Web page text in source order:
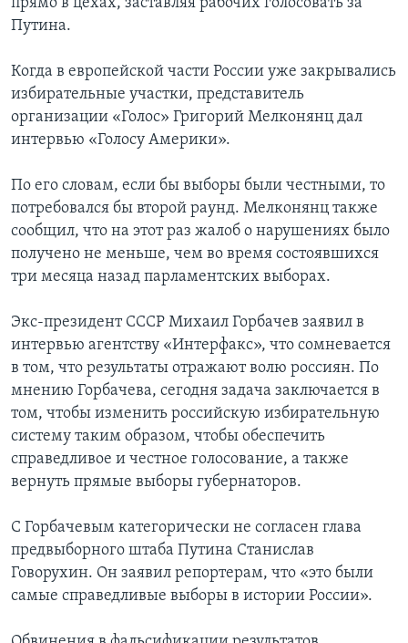
прямо в цехах, заставляя рабочих голосовать за
Путина.
Когда в европейской части России уже закрывались
избирательные участки, представитель
организации «Голос» Григорий Мелконянц дал
интервью «Голосу Америки».
По его словам, если бы выборы были честными, то
потребовался бы второй раунд. Мелконянц также
сообщил, что на этот раз жалоб о нарушениях было
получено не меньше, чем во время состоявшихся
три месяца назад парламентских выборах.
Экс-президент СССР Михаил Горбачев заявил в
интервью агентству «Интерфакс», что сомневается
в том, что результаты отражают волю россиян. По
мнению Горбачева, сегодня задача заключается в
том, чтобы изменить российскую избирательную
систему таким образом, чтобы обеспечить
справедливое и честное голосование, а также
вернуть прямые выборы губернаторов.
С Горбачевым категорически не согласен глава
предвыборного штаба Путина Станислав
Говорухин. Он заявил репортерам, что «это были
самые справедливые выборы в истории России».